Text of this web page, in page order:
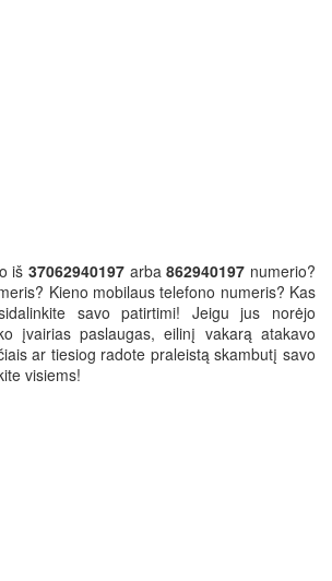
iš 37062940197 arba862940197 numerio?
Kieno mobilaus telefono numeris? Kas
savo patirtimi! Jeigu jus norėjo
įvairias paslaugas, eilinį vakarą atakavo
ar tiesiog radote praleistą skambutį savo
visiems!